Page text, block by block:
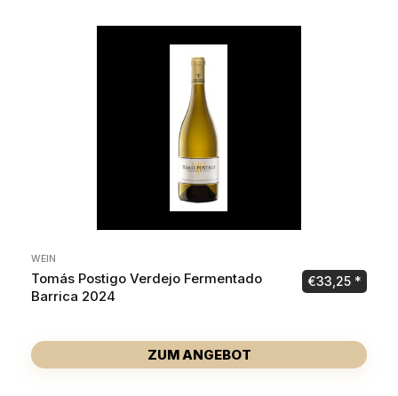
WEIN
Tomás Postigo Verdejo Fermentado
Barrica 2024
€33,25
ZUM ANGEBOT